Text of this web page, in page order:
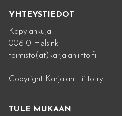
YHTEYSTIEDOT
Käpylänkuja 1
00610 Helsinki
toimisto(at)karjalanliitto.fi
Copyright Karjalan Liitto ry
TULE MUKAAN